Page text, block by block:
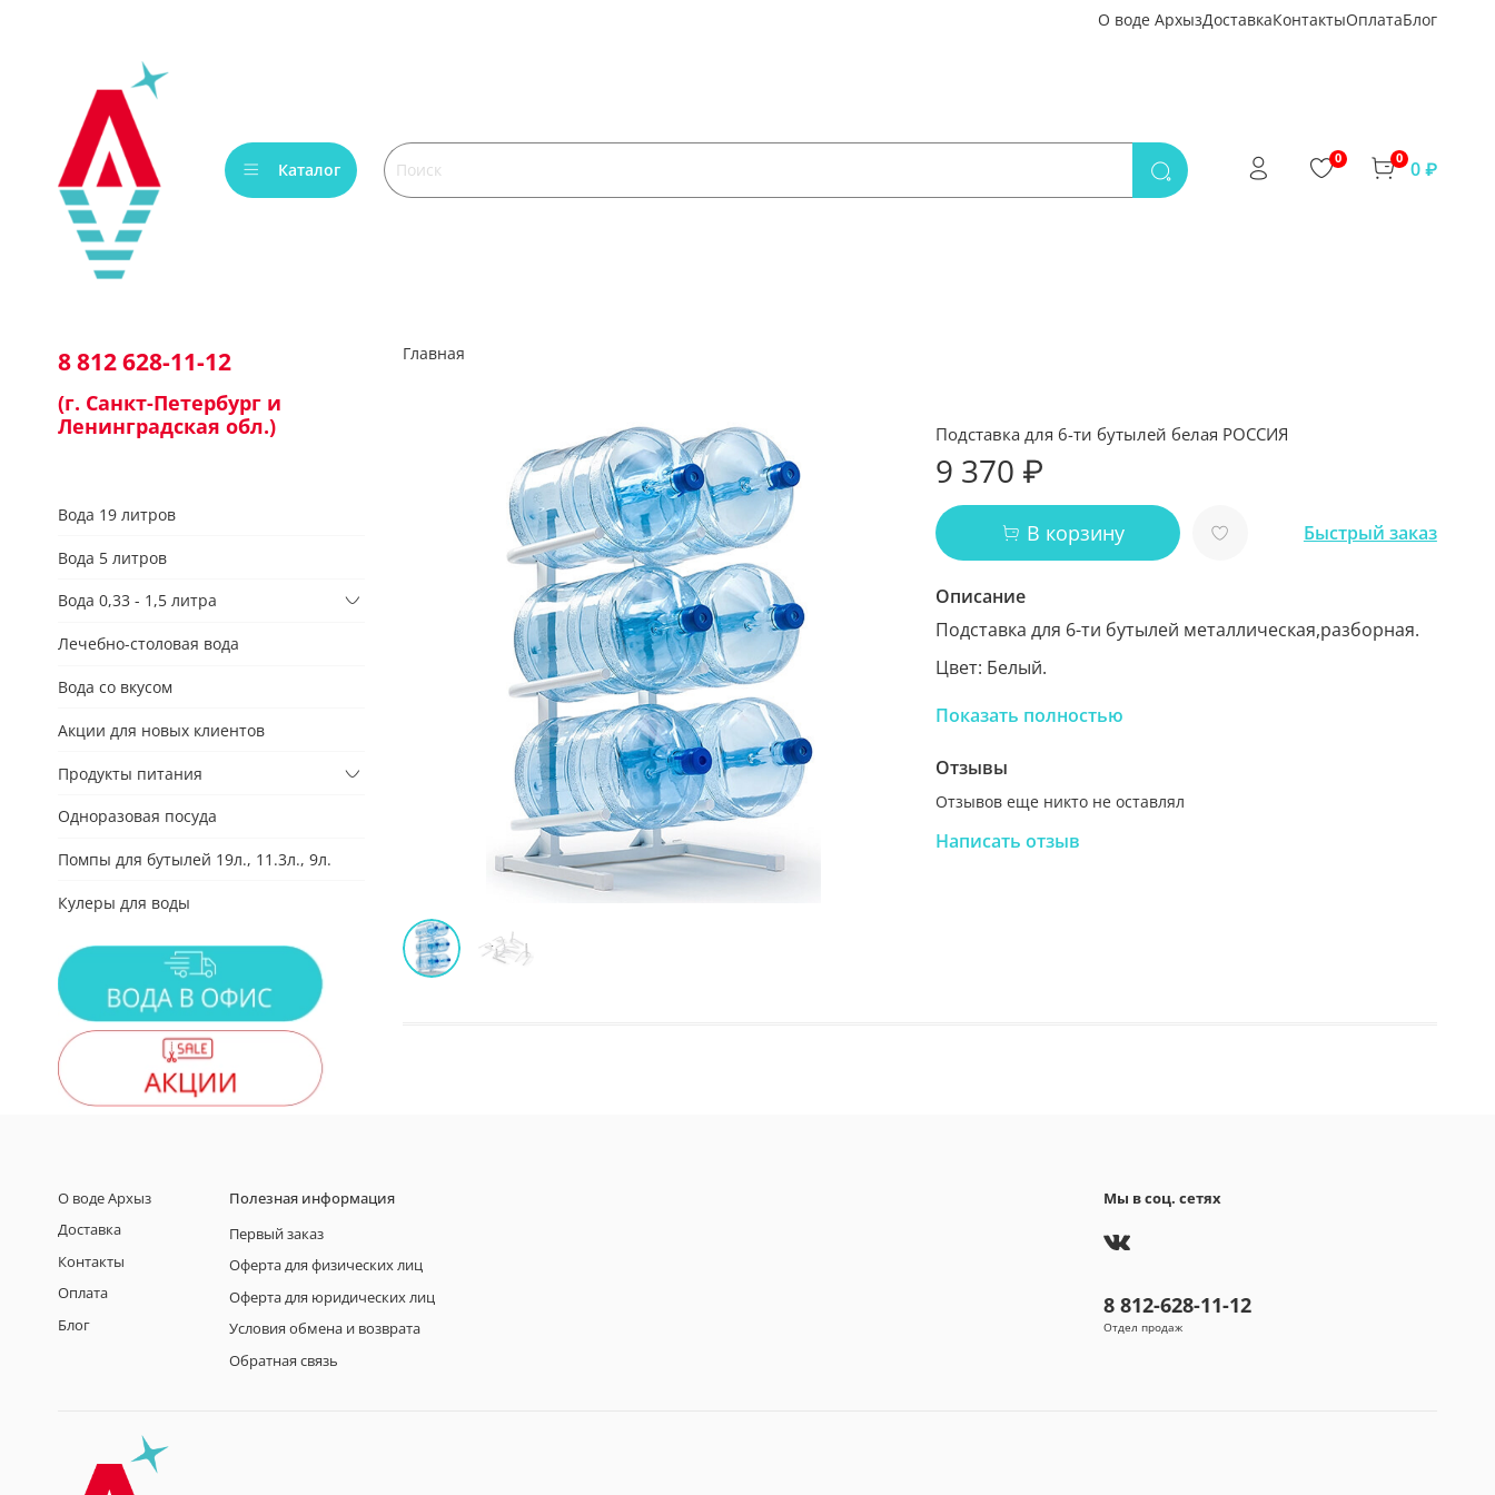
О воде АрхызДоставкаКонтактыОплатаБлог
Каталог
0 0 0 ₽
Главная
Подставка для 6-ти бутылей белая РОССИЯ
9 370 ₽
В корзину Быстрый заказ
Описание
Подставка для 6-ти бутылей металлическая,разборная.
Цвет: Белый.
Производство: Россия.
Показать полностью
Отзывы
Отзывов еще никто не оставлял
Написать отзыв
8 812 628-11-12
(г. Санкт-Петербург и
Ленинградская обл.)
Вода 19 литров
Вода 5 литров
Вода 0,33 - 1,5 литра
Лечебно-столовая вода
Вода со вкусом
Акции для новых клиентов
Продукты питания
Одноразовая посуда
Помпы для бутылей 19л., 11.3л., 9л.
Кулеры для воды
О воде Архыз
Доставка
Контакты
Оплата
Блог
Полезная информация
Первый заказ
Оферта для физических лиц
Оферта для юридических лиц
Условия обмена и возврата
Обратная связь
Мы в соц. сетях
8 812-628-11-12
Отдел продаж